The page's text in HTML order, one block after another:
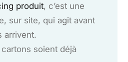
produit, c’est une
sur site, qui agit avant
arrivent.
soient déjà